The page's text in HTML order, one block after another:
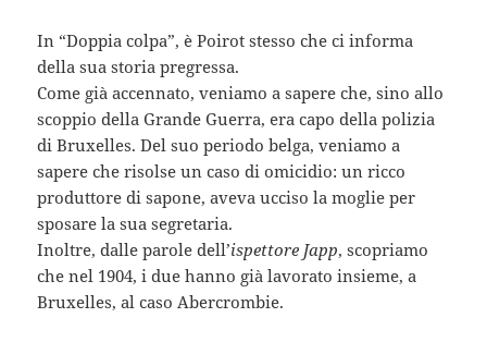
In “Doppia colpa”, è Poirot stesso che ci informa
della sua storia pregressa.
Come già accennato, veniamo a sapere che, sino allo
scoppio della Grande Guerra, era capo della polizia
di Bruxelles. Del suo periodo belga, veniamo a
sapere che risolse un caso di omicidio: un ricco
produttore di sapone, aveva ucciso la moglie per
sposare la sua segretaria.
Inoltre, dalle parole dell’ispettore Japp, scopriamo
che nel 1904, i due hanno già lavorato insieme, a
Bruxelles, al caso Abercrombie.